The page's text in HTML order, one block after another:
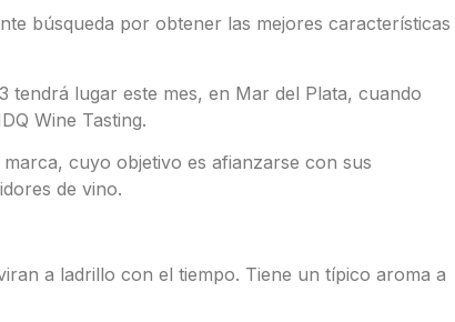
búsqueda por obtener las mejores características
tendrá lugar este mes, en Mar del Plata, cuando
Wine Tasting.
cuyo objetivo es afianzarse con sus
de vino.
a ladrillo con el tiempo. Tiene un típico aroma a